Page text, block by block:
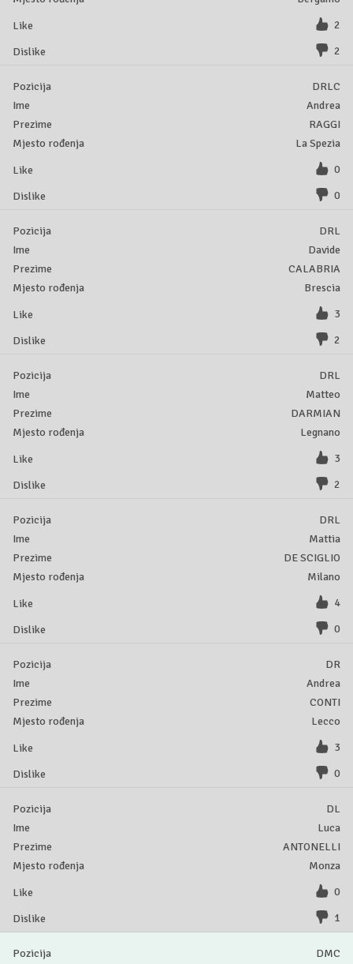
2
2
DRLC
Andrea
RAGGI
La Spezia
0
0
DRL
Davide
CALABRIA
Brescia
3
2
DRL
Matteo
DARMIAN
Legnano
3
2
DRL
Mattia
DE SCIGLIO
Milano
4
0
DR
Andrea
CONTI
Lecco
3
0
DL
Luca
ANTONELLI
Monza
0
1
DMC